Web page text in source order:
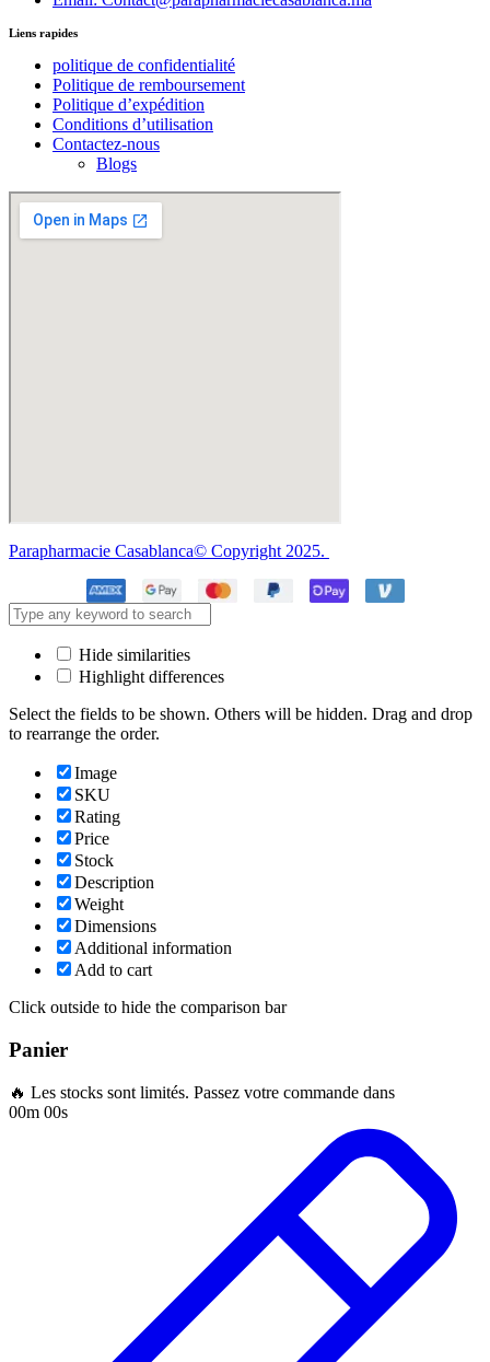
Liens rapides
politique de confidentialité
Politique de remboursement
Politique d’expédition
Conditions d’utilisation
Contactez-nous
Blogs
Parapharmacie Casablanca© Copyright 2025.
Hide similarities
Highlight differences
Select the fields to be shown. Others will be hidden. Drag and drop
to rearrange the order.
Image
SKU
Rating
Price
Stock
Description
Weight
Dimensions
Additional information
Add to cart
Click outside to hide the comparison bar
Panier
🔥 Les stocks sont limités. Passez votre commande dans
00m 00s